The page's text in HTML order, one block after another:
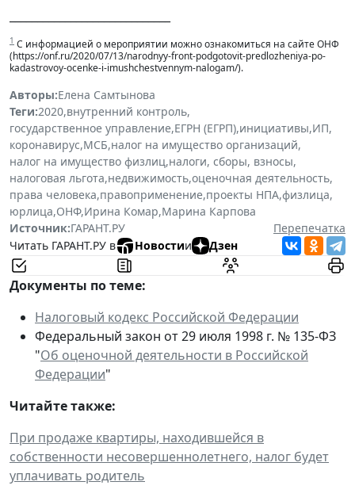
1 С информацией о мероприятии можно ознакомиться на сайте ОНФ
(https://onf.ru/2020/07/13/narodnyy-front-podgotovit-predlozheniya-po-
kadastrovoy-ocenke-i-imushchestvennym-nalogam/).
Авторы:Елена Самтынова
Теги:2020,внутренний контроль,
государственное управление,ЕГРН (ЕГРП),инициативы,ИП,
коронавирус,МСБ,налог на имущество организаций,
налог на имущество физлиц,налоги, сборы, взносы,
налоговая льгота,недвижимость,оценочная деятельность,
права человека,правоприменение,проекты НПА,физлица,
юрлица,ОНФ,Ирина Комар,Марина Карпова
Источник:ГАРАНТ.РУ
Перепечатка
Читать ГАРАНТ.РУ в
Новостии Дзен
Документы по теме:
Налоговый кодекс Российской Федерации
Федеральный закон от 29 июля 1998 г. № 135-ФЗ
"Об оценочной деятельности в Российской
Федерации"
Читайте также:
При продаже квартиры, находившейся в
собственности несовершеннолетнего, налог будет
уплачивать родитель